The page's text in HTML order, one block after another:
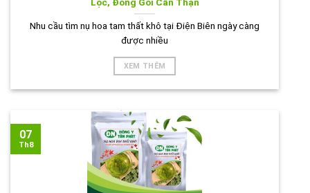
Nhu cầu tìm nụ hoa tam thất khô tại Điện Biên ngày càng
được nhiều
XEM THÊM
07
Th8